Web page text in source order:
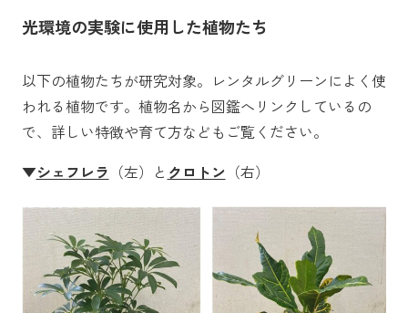
光環境の実験に使用した植物たち
以下の植物たちが研究対象。レンタルグリーンによく使
われる植物です。植物名から図鑑へリンクしているの
で、詳しい特徴や育て方などもご覧ください。
▼シェフレラ （左）と クロトン （右）